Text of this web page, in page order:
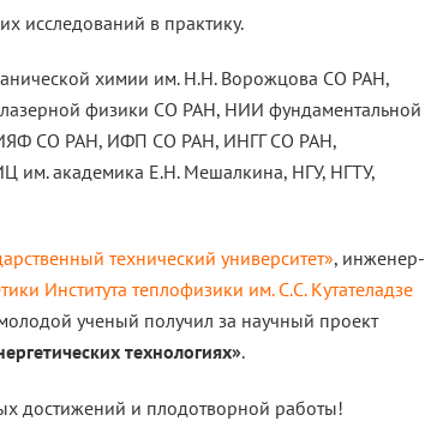
исследований в практику.
химии им. Н.Н. Ворожцова СО РАН,
лазерной физики СО РАН, НИИ фундаментальной
СО РАН, ИФП СО РАН, ИНГГ СО РАН,
им. академика Е.Н. Мешалкина, НГУ, НГТУ,
технический университет», инженер-
Института теплофизики им. С.С. Кутателадзе
ученый получил за научный проект
технологиях».
достижений и плодотворной работы!